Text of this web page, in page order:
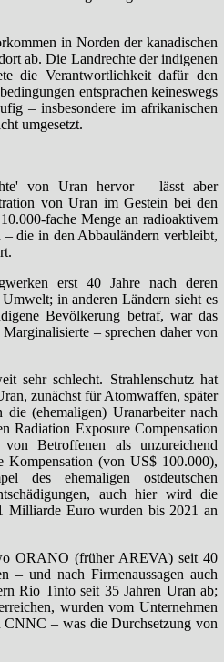
in Norden der kanadischen
ab. Die Landrechte der indigenen
die Verantwortlichkeit dafür den
entsprachen keineswegs
– insbesondere im afrikanischen
umgesetzt.
von Uran hervor – lässt aber
von Uran im Gestein bei den
fache Menge an radioaktivem
die in den Abbauländern verbleibt,
erst 40 Jahre nach deren
in anderen Ländern sieht es
Bevölkerung betraf, war das
– sprechen daher von
sehr schlecht. Strahlenschutz hat
zunächst für Atomwaffen, später
(ehemaligen) Uranarbeiter nach
Radiation Exposure Compensation
Betroffenen als unzureichend
Kompensation (von US$ 100.000),
ehemaligen ostdeutschen
auch hier wird die
Milliarde Euro wurden bis 2021 an
ORANO (früher AREVA) seit 40
– und nach Firmenaussagen auch
Rio Tinto seit 35 Jahren Uran ab;
wurden vom Unternehmen
CNNC – was die Durchsetzung von